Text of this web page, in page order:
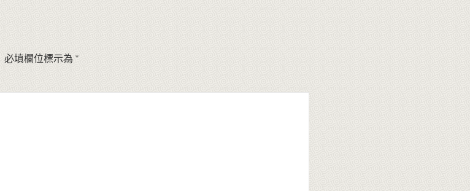
必填欄位標示為 *